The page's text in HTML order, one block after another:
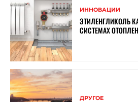
ИННОВАЦИИ
ЭТИЛЕНГЛИКОЛЬ
СИСТЕМАХ
ДРУГОЕ